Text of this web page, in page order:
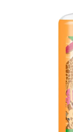
Detergent Pudra
Detergent Pudra
Detergent Lichid
Intretinere Masina